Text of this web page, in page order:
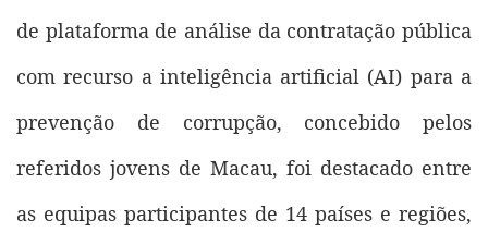
de plataforma de análise da contratação pública
com recurso a inteligência artificial (AI) para a
prevenção de corrupção, concebido pelos
referidos jovens de Macau, foi destacado entre
as equipas participantes de 14 países e regiões,